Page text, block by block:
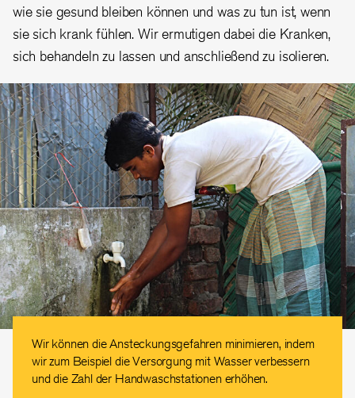
wie sie gesund bleiben können und was zu tun ist, wenn
sie sich krank fühlen. Wir ermutigen dabei die Kranken,
sich behandeln zu lassen und anschließend zu isolieren.
Wir können die Ansteckungsgefahren minimieren, indem
wir zum Beispiel die Versorgung mit Wasser verbessern
und die Zahl der Handwaschstationen erhöhen.